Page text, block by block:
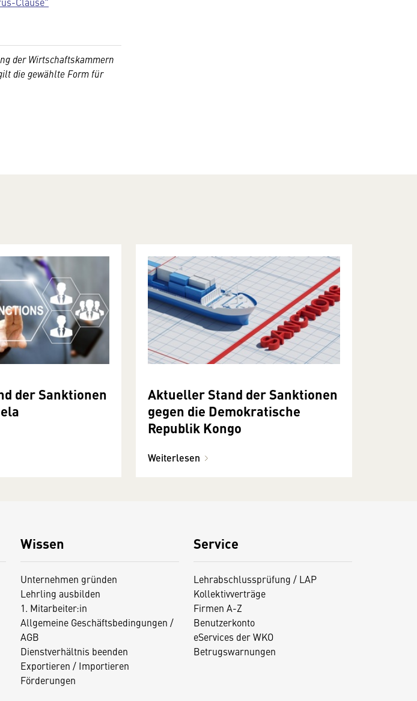
der Wirtschaftskammern
die gewählte Form für
der Sanktionen
Aktueller Stand der Sanktionen
gegen die Demokratische
Republik Kongo
Weiterlesen
Wissen
Unternehmen gründen
Lehrling ausbilden
1. Mitarbeiter:in
Allgemeine Geschäftsbedingungen /
AGB
Dienstverhältnis beenden
Exportieren / Importieren
Förderungen
Service
Lehrabschlussprüfung / LAP
Kollektivverträge
Firmen A-Z
Benutzerkonto
eServices der WKO
Betrugswarnungen